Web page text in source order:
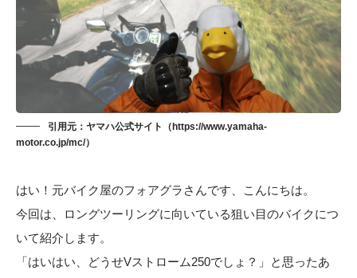
引用元：ヤマハ公式サイト（https://www.yamaha-
motor.co.jp/mc/）
はい！元バイク屋のフォアグラさんです、こんにちは。
今回は、ロングツーリングに向いている狙い目のバイクにつ
いて紹介します。
「はいはい、どうせVストローム250でしょ？」と思ったあ